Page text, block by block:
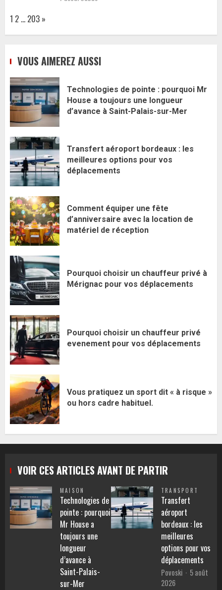
Page:
1 2 … 203 Next
»
VOUS AIMEREZ AUSSI
Technologies de pointe : pourquoi Mr
House a toujours une longueur
d’avance à Saint-Palais-sur-Mer
Transfert aéroport bordeaux : les
meilleures options pour vos
déplacements
Comment équiper une fête
d’anniversaire avec la location de
matériel de réception
Pourquoi choisir un chauffeur privé à
Mérignac pour vos déplacements
Pourquoi choisir un chauffeur privé
evenement pour vos déplacements
Vous pratiquez un sport dit « à risque »
ou hors cadre habituel.
VOIR CES ARTICLES AVANT DE PARTIR
MAISON
Technologies de
pointe : pourquoi
Mr House a
toujours une
longueur
d’avance à
Saint-Palais-
sur-Mer
TRANSPORT
Transfert
aéroport
bordeaux : les
meilleures
options pour vos
déplacements
Povoski
5 août
2026